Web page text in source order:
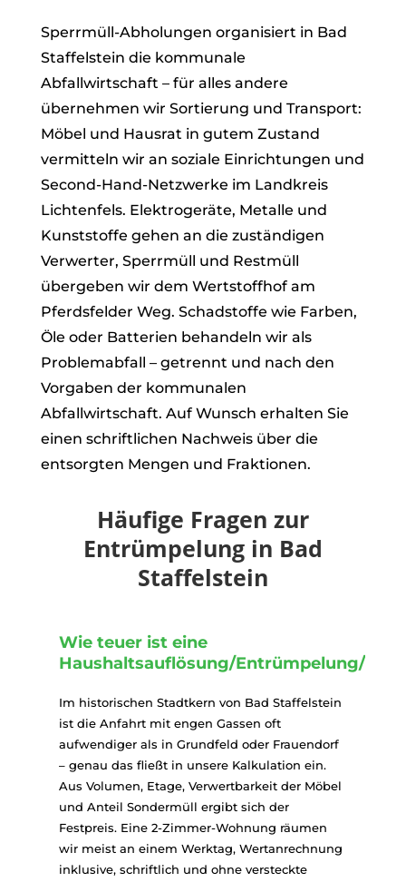
Sperrmüll-Abholungen organisiert in Bad
Staffelstein die kommunale
Abfallwirtschaft – für alles andere
übernehmen wir Sortierung und Transport:
Möbel und Hausrat in gutem Zustand
vermitteln wir an soziale Einrichtungen und
Second-Hand-Netzwerke im Landkreis
Lichtenfels. Elektrogeräte, Metalle und
Kunststoffe gehen an die zuständigen
Verwerter, Sperrmüll und Restmüll
übergeben wir dem Wertstoffhof am
Pferdsfelder Weg. Schadstoffe wie Farben,
Öle oder Batterien behandeln wir als
Problemabfall – getrennt und nach den
Vorgaben der kommunalen
Abfallwirtschaft. Auf Wunsch erhalten Sie
einen schriftlichen Nachweis über die
entsorgten Mengen und Fraktionen.
Häufige Fragen zur
Entrümpelung in Bad
Staffelstein
Wie teuer ist eine
Haushaltsauflösung/Entrümpelung/
Im historischen Stadtkern von Bad Staffelstein
ist die Anfahrt mit engen Gassen oft
aufwendiger als in Grundfeld oder Frauendorf
– genau das fließt in unsere Kalkulation ein.
Aus Volumen, Etage, Verwertbarkeit der Möbel
und Anteil Sondermüll ergibt sich der
Festpreis. Eine 2-Zimmer-Wohnung räumen
wir meist an einem Werktag, Wertanrechnung
inklusive, schriftlich und ohne versteckte